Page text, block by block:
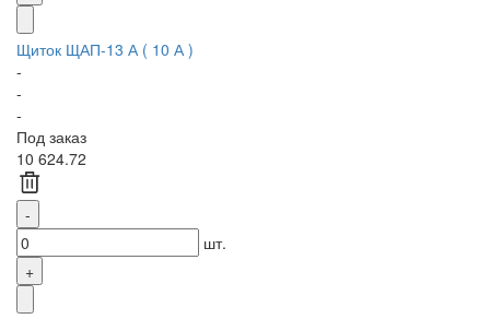
Щиток ЩАП-13 А ( 10 А )
-
-
-
Под заказ
10 624.72
шт.